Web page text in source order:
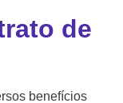
de
benefícios